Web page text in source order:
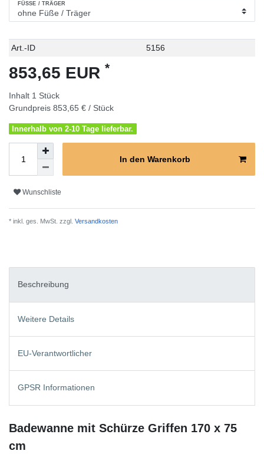
FÜSSE / TRÄGER
Technisches
Wert
Art.-ID 5156
853,65 EUR *
Inhalt 1 Stück
Grundpreis 853,65 € / Stück
Innerhalb von 2-10 Tage lieferbar.
In den Warenkorb
Wunschliste
* inkl. ges. MwSt. zzgl. Versandkosten
Beschreibung
Weitere Details
EU-Verantwortlicher
GPSR Informationen
Badewanne mit Schürze Griffen 170 x 75
cm